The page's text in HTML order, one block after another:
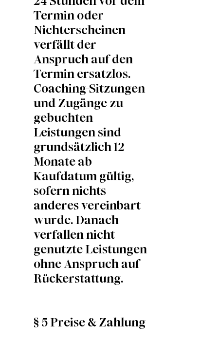
Termin oder
Nichterscheinen
verfällt der
Anspruch auf den
Termin ersatzlos.
Coaching-Sitzungen
und Zugänge zu
gebuchten
Leistungen sind
grundsätzlich 12
Monate ab
Kaufdatum gültig,
sofern nichts
anderes vereinbart
wurde. Danach
verfallen nicht
genutzte Leistungen
ohne Anspruch auf
Rückerstattung.
§ 5 Preise & Zahlung